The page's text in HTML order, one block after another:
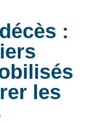
:
les